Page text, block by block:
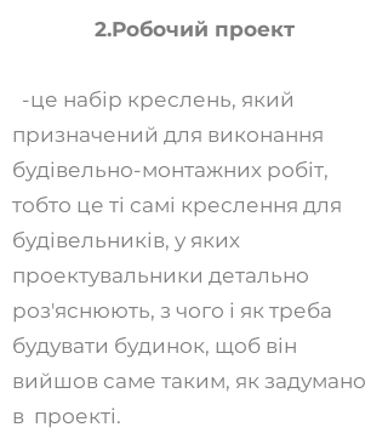
2.Робочий проект
-це набір креслень, який
призначений для виконання
будівельно-монтажних робіт,
тобто це ті самі креслення для
будівельників, у яких
проектувальники детально
роз'яснюють, з чого і як треба
будувати будинок, щоб він
вийшов саме таким, як задумано
в проекті.